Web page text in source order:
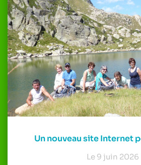
Un nouveau site Internet
Le 9 juin 2026